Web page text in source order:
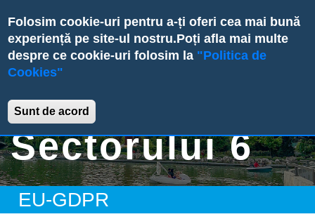
Folosim cookie-uri pentru a-ți oferi cea mai bună
experiență pe site-ul nostru.Poți afla mai multe
despre ce cookie-uri folosim la "Politica de
Cookies"
Sunt de acord
to
main
content
Primăria
Sectorului 6
EU-GDPR